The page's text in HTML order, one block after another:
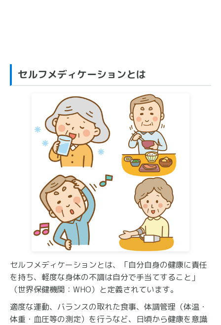
セルフメディケーションとは
セルフメディケーションとは、「自分自身の健康に責任
を持ち、軽度な身体の不調は自分で手当てすること」
（世界保健機関：WHO）と定義されています。
適度な運動、バランスの取れた食事、体調管理（体温・
体重・血圧等の測定）を行うなど、日頃から健康を意識